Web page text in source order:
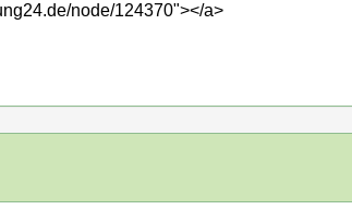
node/124370"></a>